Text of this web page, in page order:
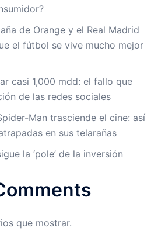
de Orange y el Real Madrid
el fútbol se vive mucho mejor
casi 1,000 mdd: el fallo que
de las redes sociales
Man trasciende el cine: así
en sus telarañas
la ‘pole’ de la inversión
que mostrar.